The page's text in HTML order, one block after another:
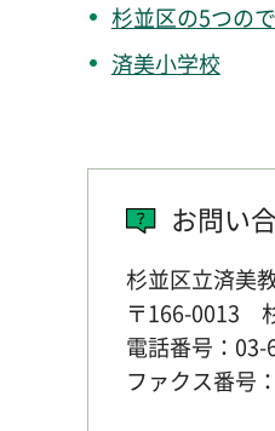
杉並区の5つの
済美小学校
お問い
杉並区立済美
〒166-0013
電話番号：03-
ファクス番号